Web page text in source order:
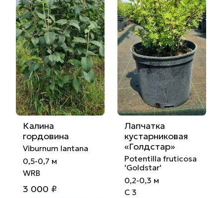
Калина
гордовина
Viburnum lantana
0,5-0,7 м
WRB
3 000 ₽
Лапчатка
кустарниковая
«Голдстар»
Potentilla fruticosa
'Goldstar'
0,2-0,3 м
С 3